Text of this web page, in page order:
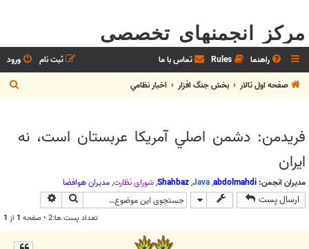
مرکز انجمنهای تخصصی
راهنما Rules تماس با ما ورود
ثبت نام
صفحه اول تالار
بخش جنگ افزار اخبار نظامي
س
فريدمن: دشمن اصلي آمريكا عربستان است، نه
ايران
مدیران انجمن: abdolmahdi
,
Java
,
Shahbaz
,شوراي نظارت,مديران هوافضا
ارسال پست جستجو
تعداد پست ها:2 • صفحه 1 از 1